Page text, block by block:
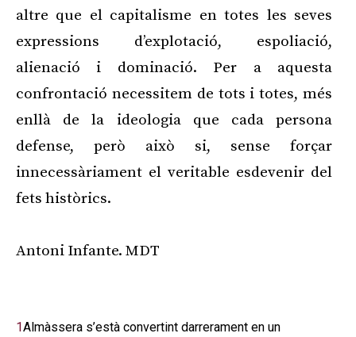
altre que el capitalisme en totes les seves
expressions d’explotació, espoliació,
alienació i dominació. Per a aquesta
confrontació necessitem de tots i totes, més
enllà de la ideologia que cada persona
defense, però això si, sense forçar
innecessàriament el veritable esdevenir del
fets històrics.
Antoni Infante. MDT
1Almàssera s’està convertint darrerament en un